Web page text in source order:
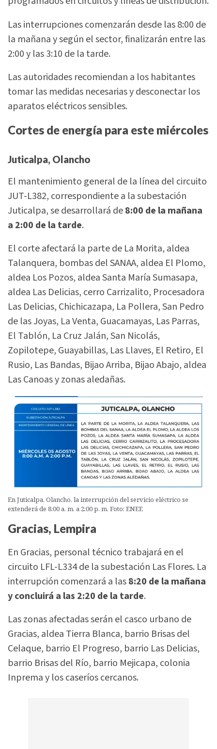
Las interrupciones comenzarán desde las 8:00 de
la mañana y según el sector, finalizarán entre las
2:00 y las 3:10 de la tarde.
Las autoridades recomiendan a los habitantes
tomar las medidas necesarias y desconectar los
aparatos eléctricos sensibles.
Cortes de energía para este miércoles
Juticalpa, Olancho
El mantenimiento general de la línea del circuito
JUT-L382, correspondiente a la subestación
Juticalpa, se desarrollará de8:00 de la mañana
a 2:00 de la tarde.
El corte afectará la parte de La Morita, aldea
Talanquera, bombas del SANAA, aldea El Plomo,
aldea Los Pozos, aldea Santa María Sumasapa,
aldea Las Delicias, cerro Carrizalito, Procesadora
Las Delicias, Chichicazapa, La Pollera, San Pedro
de las Joyas, La Venta, Guacamayas, Las Parras,
El Tablón, La Cruz Jalán, San Nicolás,
Zopilotepe, Guayabillas, Las Llaves, El Retiro, El
Rusio, Las Bandas, Bijao Arriba, Bijao Abajo, aldea
Las Canoas y zonas aledañas.
En Juticalpa, Olancho, la interrupción del servicio eléctrico se
extenderá de 8:00 a. m. a 2:00 p. m. Foto: ENEE
Gracias, Lempira
En Gracias, personal técnico trabajará en el
circuito LFL-L334 de la subestación Las Flores. La
interrupción comenzará a las8:20 de la mañana
y concluirá a las 2:20 de la tarde.
Las zonas afectadas serán el casco urbano de
Gracias, aldea Tierra Blanca, barrio Brisas del
Celaque, barrio El Progreso, barrio Las Delicias,
barrio Brisas del Río, barrio Mejicapa, colonia
Inprema y los caseríos cercanos.